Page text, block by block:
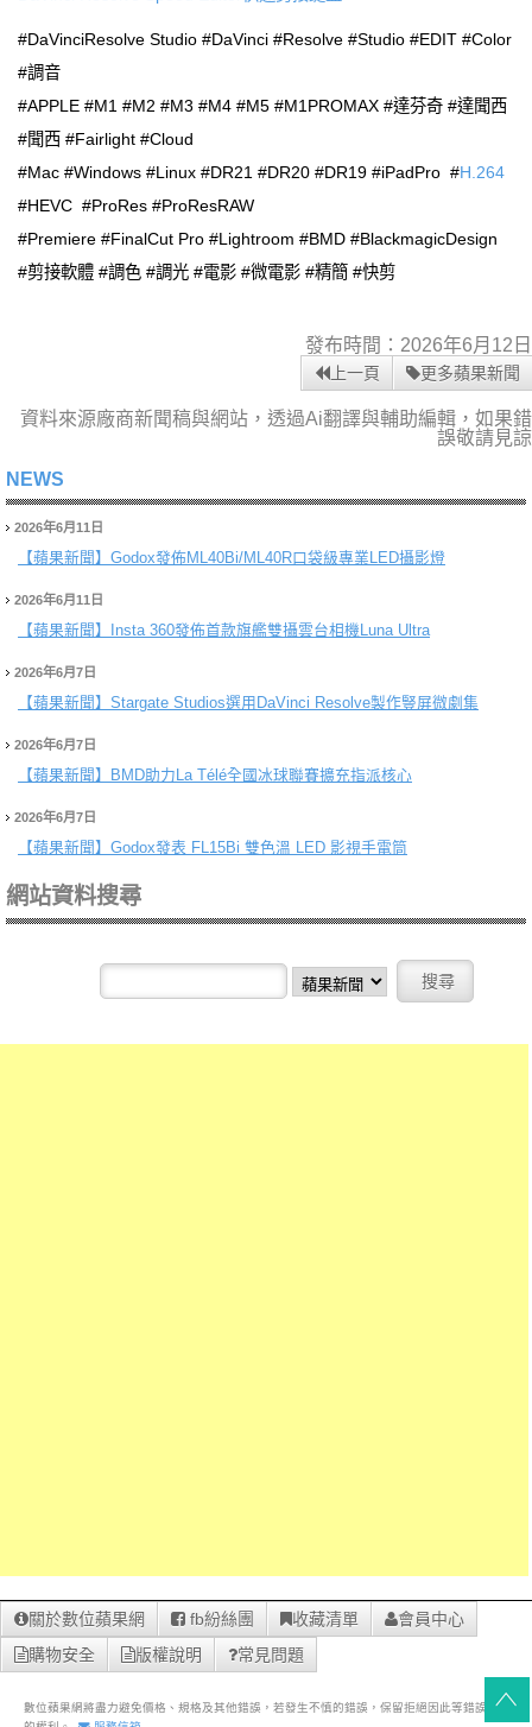
#DaVinciResolve Studio #DaVinci #Resolve #Studio #EDIT #Color
#調音
#APPLE #M1 #M2 #M3 #M4 #M5 #M1PROMAX #達芬奇 #達聞西
#聞西 #Fairlight #Cloud
#Mac #Windows #Linux #DR21 #DR20 #DR19 #iPadPro #H.264
#HEVC #ProRes #ProResRAW
#Premiere #FinalCut Pro #Lightroom #BMD #BlackmagicDesign
#剪接軟體 #調色 #調光 #電影 #微電影 #精簡 #快剪
發布時間：2026年6月12日
上一頁 更多蘋果新聞
資料來源廠商新聞稿與網站，透過Ai翻譯與輔助編輯，如果錯
誤敬請見諒
NEWS
2026年6月11日
【蘋果新聞】 Godox發佈ML40Bi/ML40R口袋級專業LED攝影燈
2026年6月11日
【蘋果新聞】 Insta 360發佈首款旗艦雙攝雲台相機Luna Ultra
2026年6月7日
【蘋果新聞】 Stargate Studios選用DaVinci Resolve製作豎屏微劇集
2026年6月7日
【蘋果新聞】 BMD助力La Télé全國冰球聯賽擴充指派核心
2026年6月7日
【蘋果新聞】 Godox發表 FL15Bi 雙色溫 LED 影視手電筒
網站資料搜尋
關於數位蘋果網 fb紛絲團 收藏清單
會員中心
購物安全
版權說明 常見問題
數位蘋果網將盡力避免價格、規格及其他錯誤，若發生不慎的錯誤，保留拒絕因此等錯誤之訂單